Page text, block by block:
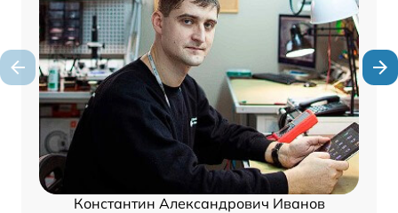
Константин Александрович Иванов